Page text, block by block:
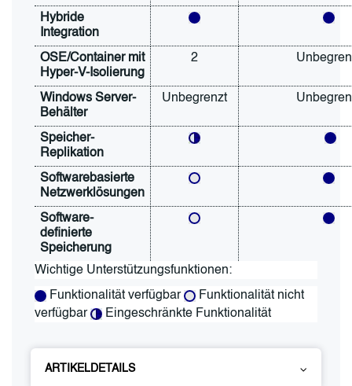
Hybride
Integration
OSE/Container mit
Hyper-V-Isolierung
2
Windows Server-
Behälter
Unbegrenzt
Speicher-
Replikation
Softwarebasierte
Netzwerklösungen
Software-
definierte
Speicherung
Wichtige Unterstützungsfunktionen:
Funktionalität verfügbar
Funktionalität nicht
verfügbar
Eingeschränkte Funktionalität
ARTIKELDETAILS